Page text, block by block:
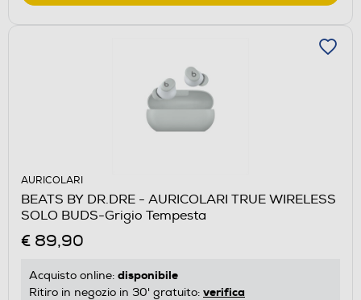
AURICOLARI
BEATS BY DR.DRE - AURICOLARI TRUE WIRELESS
SOLO BUDS-Grigio Tempesta
€ 89,90
Acquisto online: disponibile
Ritiro in negozio in 30' gratuito: verifica